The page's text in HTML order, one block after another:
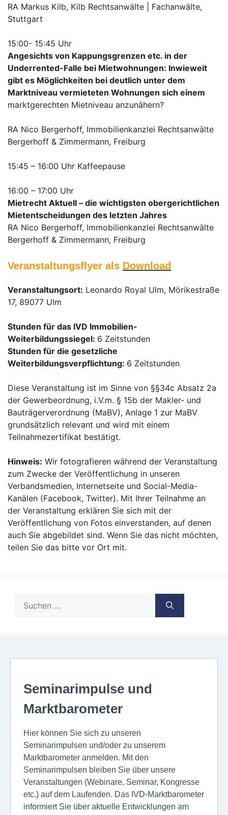
RA Markus Kilb, Kilb Rechtsanwälte | Fachanwälte,
Stuttgart
15:00- 15:45 Uhr
Angesichts von Kappungsgrenzen etc. in der
Underrented-Falle bei Mietwohnungen: Inwieweit
gibt es Möglichkeiten bei deutlich unter dem
Marktniveau vermieteten Wohnungen sich einem
marktgerechten Mietniveau anzunähern?
RA Nico Bergerhoff, Immobilienkanzlei Rechtsanwälte
Bergerhoff & Zimmermann, Freiburg
15:45 – 16:00 Uhr Kaffeepause
16:00 – 17:00 Uhr
Mietrecht Aktuell – die wichtigsten obergerichtlichen
Mietentscheidungen des letzten Jahres
RA Nico Bergerhoff, Immobilienkanzlei Rechtsanwälte
Bergerhoff & Zimmermann, Freiburg
Veranstaltungsflyer als Download
Veranstaltungsort: Leonardo Royal Ulm, Mörikestraße
17, 89077 Ulm
Stunden für das IVD Immobilien-
Weiterbildungssiegel: 6 Zeitstunden
Stunden für die gesetzliche
Weiterbildungsverpflichtung: 6 Zeitstunden
Diese Veranstaltung ist im Sinne von §§34c Absatz 2a
der Gewerbeordnung, i.V.m. § 15b der Makler- und
Bauträgerverordnung (MaBV), Anlage 1 zur MaBV
grundsätzlich relevant und wird mit einem
Teilnahmezertifikat bestätigt.
Hinweis: Wir fotografieren während der Veranstaltung
zum Zwecke der Veröffentlichung in unseren
Verbandsmedien, Internetseite und Social-Media-
Kanälen (Facebook, Twitter). Mit Ihrer Teilnahme an
der Veranstaltung erklären Sie sich mit der
Veröffentlichung von Fotos einverstanden, auf denen
auch Sie abgebildet sind. Wenn Sie das nicht möchten,
teilen Sie das bitte vor Ort mit.
nach: